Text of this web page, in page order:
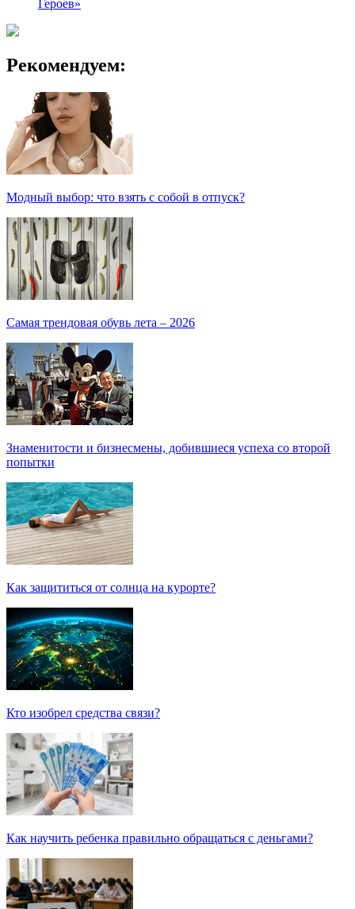
Героев»
Рекомендуем:
Модный выбор: что взять с собой в отпуск?
Самая трендовая обувь лета – 2026
Знаменитости и бизнесмены, добившиеся успеха со второй
попытки
Как защититься от солнца на курорте?
Кто изобрел средства связи?
Как научить ребенка правильно обращаться с деньгами?